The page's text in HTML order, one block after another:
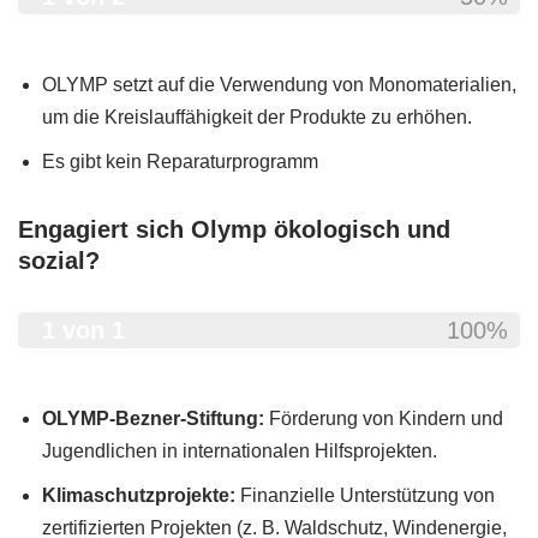
OLYMP setzt auf die Verwendung von Monomaterialien,
um die Kreislauffähigkeit der Produkte zu erhöhen.
Es gibt kein Reparaturprogramm
Engagiert sich Olymp ökologisch und
sozial?
100%
OLYMP-Bezner-Stiftung: Förderung von Kindern und
Jugendlichen in internationalen Hilfsprojekten.
Klimaschutzprojekte: Finanzielle Unterstützung von
zertifizierten Projekten (z. B. Waldschutz, Windenergie,